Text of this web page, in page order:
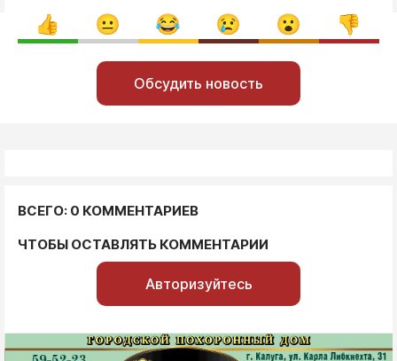
Обсудить новость
ВСЕГО: 0 КОММЕНТАРИЕВ
ЧТОБЫ ОСТАВЛЯТЬ КОММЕНТАРИИ
Авторизуйтесь